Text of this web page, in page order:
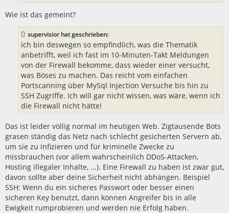
Wie ist das gemeint?
supervisior hat geschrieben:
Ich bin deswegen so empfindlich, was die Thematik
anbetrifft, weil ich fast im 10-Minuten-Takt Meldungen
von der Firewall bekomme, dass wieder einer versucht,
was Böses zu machen. Das reicht vom einfachen
Portscanning über MySql Injection Versuche bis hin zu
SSH Zugriffe. Ich will gar nicht wissen, was wäre, wenn ich
die Firewall nicht hätte!
Das ist leider völlig normal im heutigen Web. Zigtausende Bots
grasen ständig das Netz nach schlecht gesicherten Servern ab,
um sie zu infizieren und für kriminelle Zwecke zu
missbrauchen (vor allem wahrscheinlich DDoS-Attacken,
Hosting illegaler Inhalte, ...). Eine Firewall zu haben ist zwar gut,
davon sollte aber deine Sicherheit nicht abhängen. Beispiel
SSH: Wenn du ein sicheres Passwort oder besser einen
sicheren Key benutzt, dann können Angreifer bis in alle
Ewigkeit rumprobieren und werden nie Erfolg haben.